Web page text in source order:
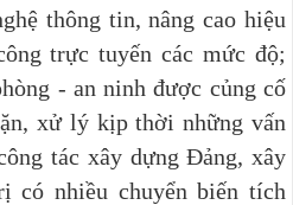
thông tin, nâng cao hiệu
trực tuyến các mức độ;
- an ninh được củng cố
xử lý kịp thời những vấn
tác xây dựng Đảng, xây
có nhiều chuyển biến tích